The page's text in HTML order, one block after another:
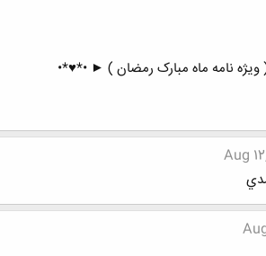
نامه ماه مبارک رمضان ) ► •*♥*•
Aug